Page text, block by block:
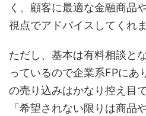
く、顧客に最適な金融商品
視点でアドバイスしてくれま
ただし、基本は有料相談と
っているので企業系FPにあ
の売り込みはかなり控え目
「希望されない限りは商品